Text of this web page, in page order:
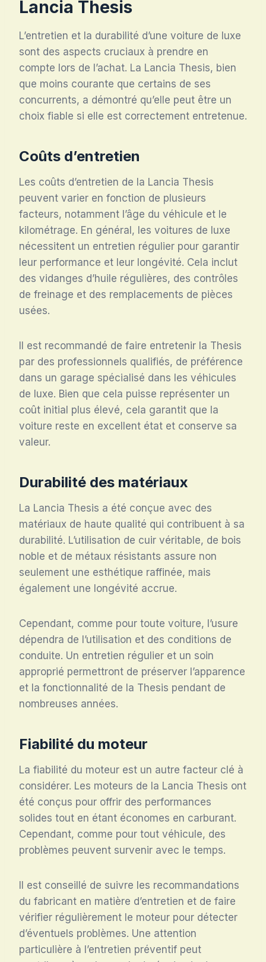
Lancia Thesis
L’entretien et la durabilité d’une voiture de luxe
sont des aspects cruciaux à prendre en
compte lors de l’achat. La Lancia Thesis, bien
que moins courante que certains de ses
concurrents, a démontré qu’elle peut être un
choix fiable si elle est correctement entretenue.
Coûts d’entretien
Les coûts d’entretien de la Lancia Thesis
peuvent varier en fonction de plusieurs
facteurs, notamment l’âge du véhicule et le
kilométrage. En général, les voitures de luxe
nécessitent un entretien régulier pour garantir
leur performance et leur longévité. Cela inclut
des vidanges d’huile régulières, des contrôles
de freinage et des remplacements de pièces
usées.
Il est recommandé de faire entretenir la Thesis
par des professionnels qualifiés, de préférence
dans un garage spécialisé dans les véhicules
de luxe. Bien que cela puisse représenter un
coût initial plus élevé, cela garantit que la
voiture reste en excellent état et conserve sa
valeur.
Durabilité des matériaux
La Lancia Thesis a été conçue avec des
matériaux de haute qualité qui contribuent à sa
durabilité. L’utilisation de cuir véritable, de bois
noble et de métaux résistants assure non
seulement une esthétique raffinée, mais
également une longévité accrue.
Cependant, comme pour toute voiture, l’usure
dépendra de l’utilisation et des conditions de
conduite. Un entretien régulier et un soin
approprié permettront de préserver l’apparence
et la fonctionnalité de la Thesis pendant de
nombreuses années.
Fiabilité du moteur
La fiabilité du moteur est un autre facteur clé à
considérer. Les moteurs de la Lancia Thesis ont
été conçus pour offrir des performances
solides tout en étant économes en carburant.
Cependant, comme pour tout véhicule, des
problèmes peuvent survenir avec le temps.
Il est conseillé de suivre les recommandations
du fabricant en matière d’entretien et de faire
vérifier régulièrement le moteur pour détecter
d’éventuels problèmes. Une attention
particulière à l’entretien préventif peut